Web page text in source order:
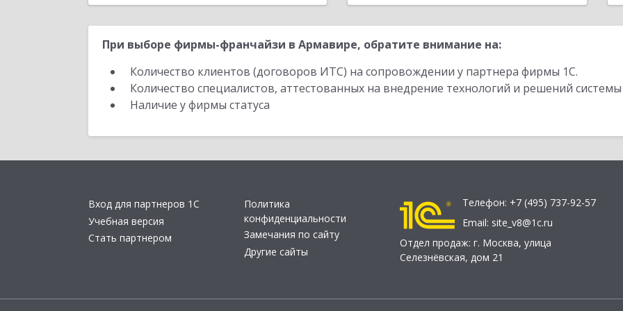
При выборе фирмы-франчайзи в Армавире, обратите внимание на:
Количество клиентов (договоров ИТС) на сопровождении у партнера фирмы 1С.
Количество специалистов, аттестованных на внедрение технологий и решений
Наличие у фирмы статуса
Вход для партнеров 1С
Учебная версия
Стать партнером
Политика
конфиденциальности
Замечания по сайту
Другие сайты
Телефон: +7 (495) 737-92-57
Email: site_v8@1c.ru
Отдел продаж: г. Москва, улица
Селезнёвская, дом 21